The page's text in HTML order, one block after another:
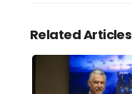
Related Articles